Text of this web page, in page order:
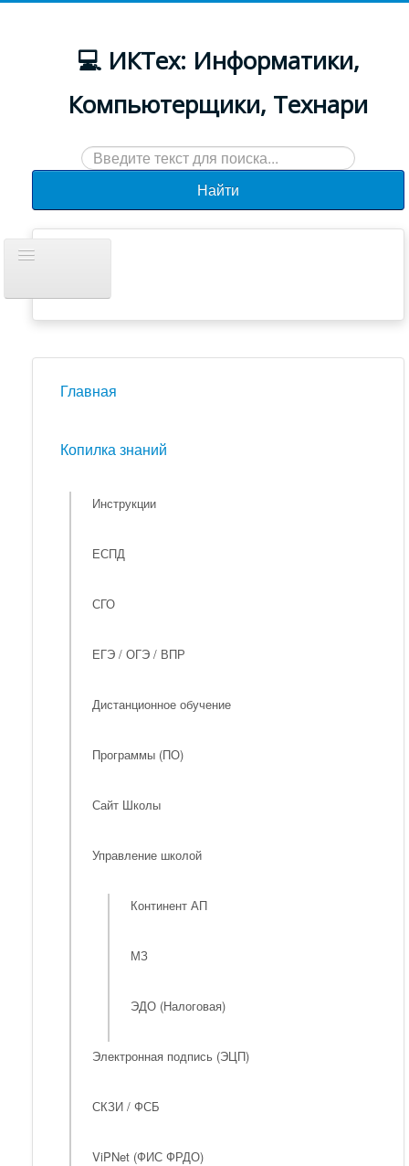
💻 ИКТех: Информатики,
Компьютерщики, Технари
Искать...
Найти
навигацию
Новости
Главная
Копилка знаний
Инструкции
ЕСПД
СГО
ЕГЭ / ОГЭ / ВПР
Дистанционное обучение
Программы (ПО)
Сайт Школы
Управление школой
Континент АП
МЗ
ЭДО (Налоговая)
Электронная подпись (ЭЦП)
СКЗИ / ФСБ
ViPNet (ФИС ФРДО)